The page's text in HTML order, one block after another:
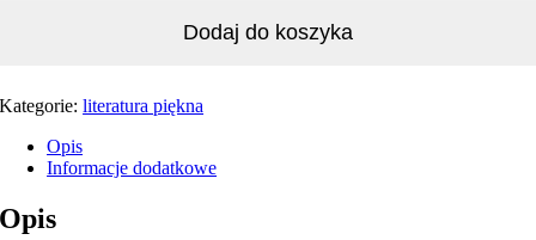
Dodaj do koszyka
Kategorie:literatura piękna
Opis
Informacje dodatkowe
Opis